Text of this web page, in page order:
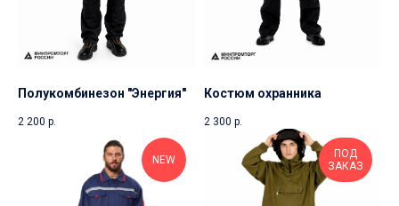
Полукомбинезон "Энергия"
2 200 р.
Костюм охранника
2 300 р.
NEW
ПОД
ЗАКАЗ